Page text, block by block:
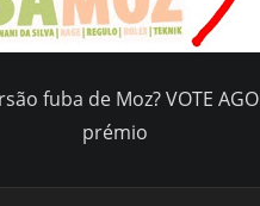
fuba de Moz? VOTE
prémio